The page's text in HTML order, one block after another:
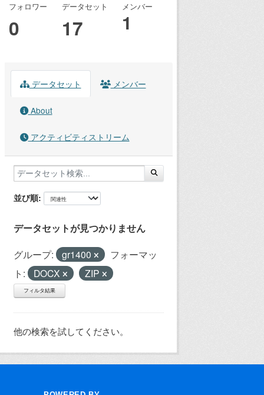
フォロワー
0
データセット
17
メンバー
1
データセット メンバー
About
アクティビティストリーム
並び順
データセットが見つかりません
グループ: gr1400
フォーマッ
ト:
DOCX ZIP
フィルタ結果
他の検索を試してください。